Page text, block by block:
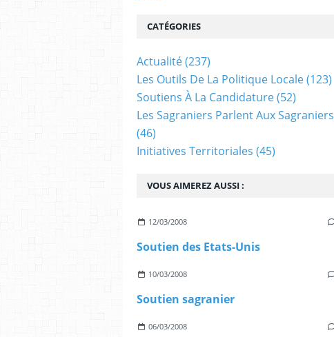
VOUS AIMEREZ AUSSI :
12/03/2008
Soutien des Etats-Unis
10/03/2008
Soutien sagranier
06/03/2008
CATÉGORIES
Actualité(237)
Les Outils De La Politique Locale(123)
Soutiens À La Candidature(52)
Les Sagraniers Parlent Aux Sagraniers
(46)
Initiatives Territoriales (45)